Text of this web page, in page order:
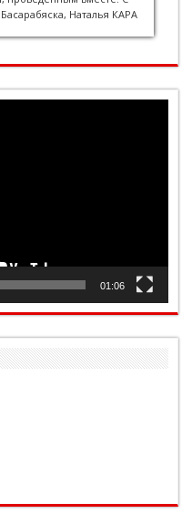
Наталья КАРА
01:06